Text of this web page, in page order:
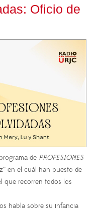
Oficio de
de PROFESIONES
en el cuál han puesto de
que recorren todos los
habla sobre su infancia